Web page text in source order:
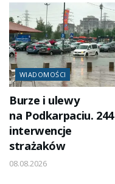
WIADOMOŚCI
Burze i ulewy
na Podkarpaciu. 244
interwencje
strażaków
08.08.2026